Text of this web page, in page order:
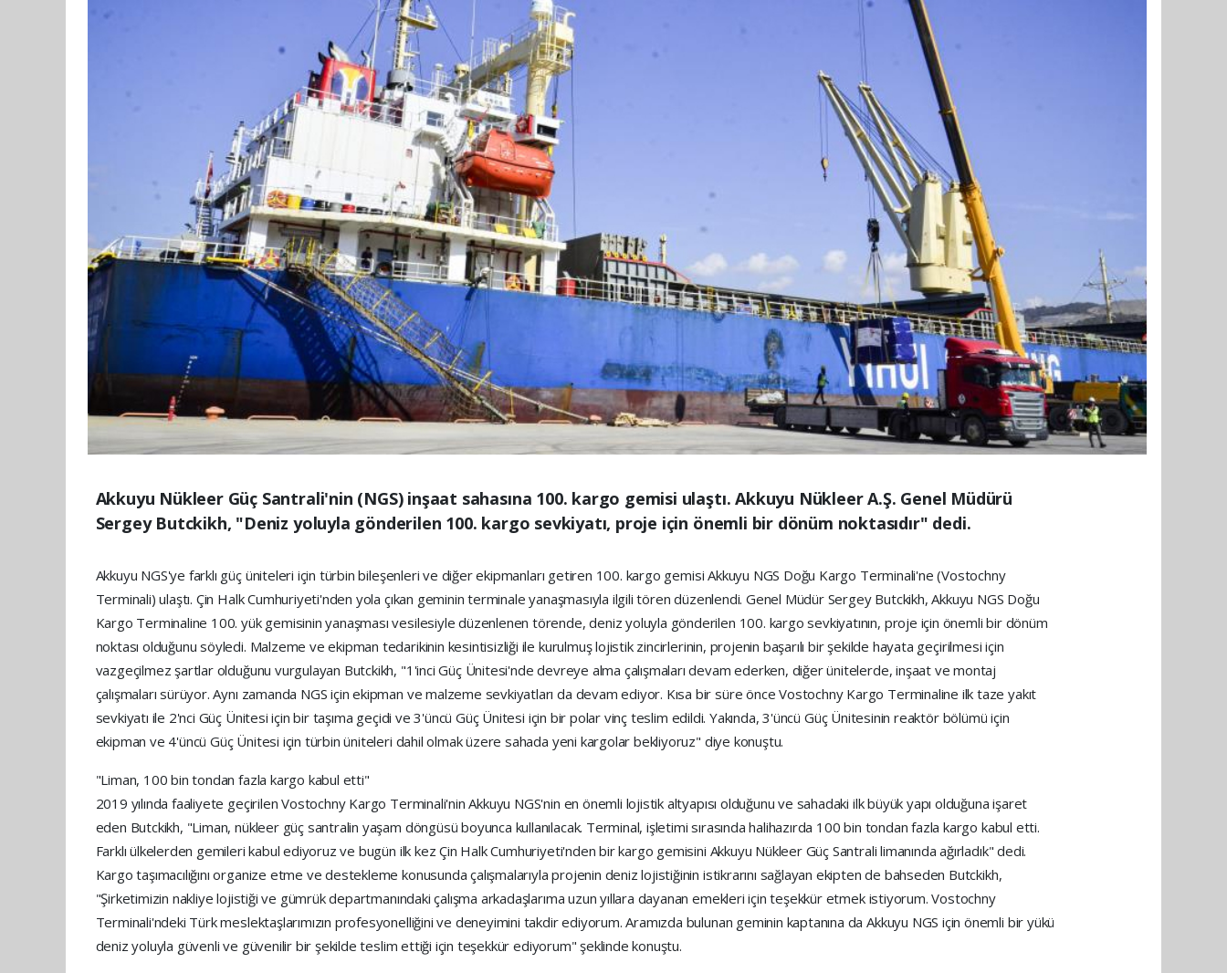
Akkuyu Nükleer Güç Santrali'nin (NGS) inşaat sahasına 100. kargo gemisi ulaştı. Akkuyu Nükleer A.Ş. Genel Müdürü
Sergey Butckikh, "Deniz yoluyla gönderilen 100. kargo sevkiyatı, proje için önemli bir dönüm noktasıdır" dedi.
Akkuyu NGS'ye farklı güç üniteleri için türbin bileşenleri ve diğer ekipmanları getiren 100. kargo gemisi Akkuyu NGS Doğu Kargo Terminali'ne (Vostochny
Terminali) ulaştı. Çin Halk Cumhuriyeti'nden yola çıkan geminin terminale yanaşmasıyla ilgili tören düzenlendi. Genel Müdür Sergey Butckikh, Akkuyu NGS Doğu
Kargo Terminaline 100. yük gemisinin yanaşması vesilesiyle düzenlenen törende, deniz yoluyla gönderilen 100. kargo sevkiyatının, proje için önemli bir dönüm
noktası olduğunu söyledi. Malzeme ve ekipman tedarikinin kesintisizliği ile kurulmuş lojistik zincirlerinin, projenin başarılı bir şekilde hayata geçirilmesi için
vazgeçilmez şartlar olduğunu vurgulayan Butckikh, "1'inci Güç Ünitesi'nde devreye alma çalışmaları devam ederken, diğer ünitelerde, inşaat ve montaj
çalışmaları sürüyor. Aynı zamanda NGS için ekipman ve malzeme sevkiyatları da devam ediyor. Kısa bir süre önce Vostochny Kargo Terminaline ilk taze yakıt
sevkiyatı ile 2'nci Güç Ünitesi için bir taşıma geçidi ve 3'üncü Güç Ünitesi için bir polar vinç teslim edildi. Yakında, 3'üncü Güç Ünitesinin reaktör bölümü için
ekipman ve 4'üncü Güç Ünitesi için türbin üniteleri dahil olmak üzere sahada yeni kargolar bekliyoruz" diye konuştu.
"Liman, 100 bin tondan fazla kargo kabul etti"
2019 yılında faaliyete geçirilen Vostochny Kargo Terminali'nin Akkuyu NGS'nin en önemli lojistik altyapısı olduğunu ve sahadaki ilk büyük yapı olduğuna işaret
eden Butckikh, "Liman, nükleer güç santralin yaşam döngüsü boyunca kullanılacak. Terminal, işletimi sırasında halihazırda 100 bin tondan fazla kargo kabul etti.
Farklı ülkelerden gemileri kabul ediyoruz ve bugün ilk kez Çin Halk Cumhuriyeti'nden bir kargo gemisini Akkuyu Nükleer Güç Santrali limanında ağırladık" dedi.
Kargo taşımacılığını organize etme ve destekleme konusunda çalışmalarıyla projenin deniz lojistiğinin istikrarını sağlayan ekipten de bahseden Butckikh,
"Şirketimizin nakliye lojistiği ve gümrük departmanındaki çalışma arkadaşlarıma uzun yıllara dayanan emekleri için teşekkür etmek istiyorum. Vostochny
Terminali'ndeki Türk meslektaşlarımızın profesyonelliğini ve deneyimini takdir ediyorum. Aramızda bulunan geminin kaptanına da Akkuyu NGS için önemli bir yükü
deniz yoluyla güvenli ve güvenilir bir şekilde teslim ettiği için teşekkür ediyorum" şeklinde konuştu.